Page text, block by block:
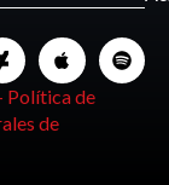
Política de
de